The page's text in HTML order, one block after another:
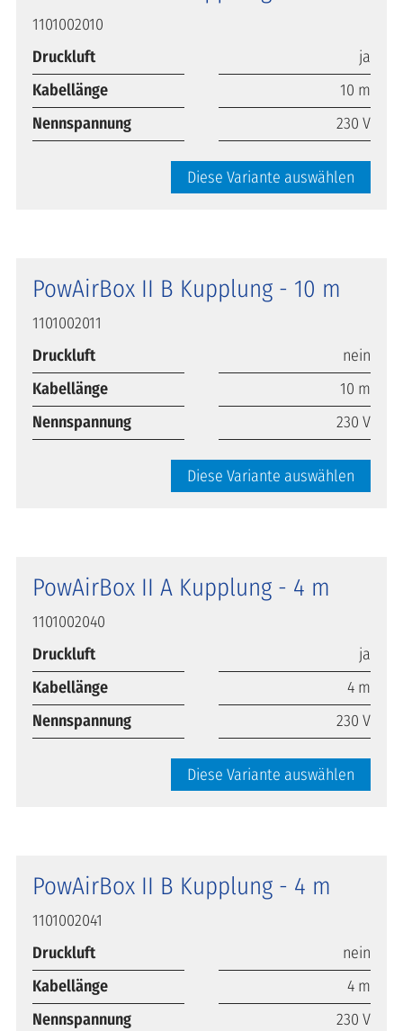
1101002010
Druckluft
ja
Kabellänge
10 m
Nennspannung
230 V
Diese Variante auswählen
PowAirBox II B Kupplung - 10 m
1101002011
Druckluft
nein
Kabellänge
10 m
Nennspannung
230 V
Diese Variante auswählen
PowAirBox II A Kupplung - 4 m
1101002040
Druckluft
ja
Kabellänge
4 m
Nennspannung
230 V
Diese Variante auswählen
PowAirBox II B Kupplung - 4 m
1101002041
Druckluft
nein
Kabellänge
4 m
Nennspannung
230 V